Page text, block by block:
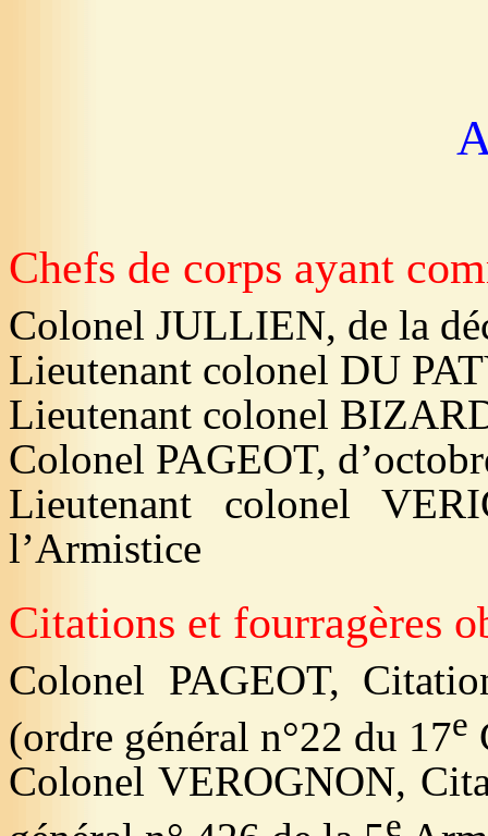
Chefs de corps ayant
Colonel JULLIEN, de la
Lieutenant colonel DU
Lieutenant colonel
Colonel PAGEOT,
Lieutenant colonel
l’Armistice
Citations et fourragères
Colonel PAGEOT,
(ordre général n°22 du 17e
Colonel VEROGNON,
e